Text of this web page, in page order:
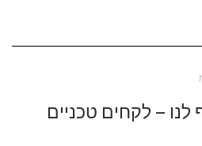
לנו – לקחים טכניים